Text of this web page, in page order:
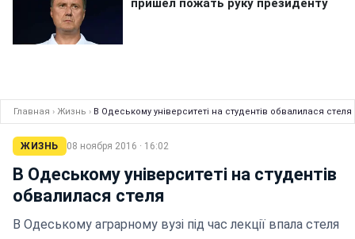
Главная › Жизнь › В Одеському університеті на студентів обвалилася стеля
ЖИЗНЬ 08 ноября 2016 · 16:02
В Одеському університеті на студентів
обвалилася стеля
В Одеському аграрному вузі під час лекції впала стеля